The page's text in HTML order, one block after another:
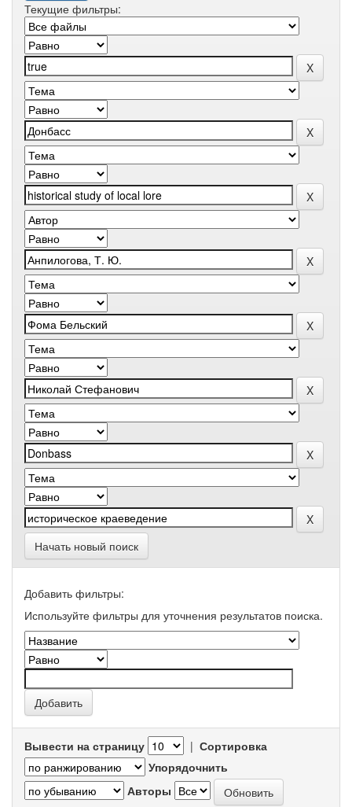
Текущие фильтры:
Начать новый поиск
Добавить фильтры:
Используйте фильтры для уточнения результатов поиска.
Вывести на страницу | Сортировка
Упорядочнить
Авторы